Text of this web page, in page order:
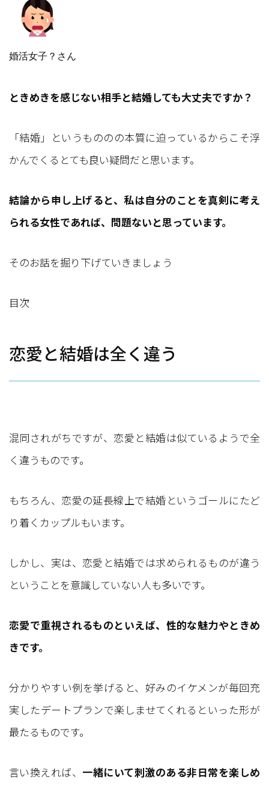
婚活女子？さん
ときめきを感じない相手と結婚しても大丈夫ですか？
「結婚」というもののの本質に迫っているからこそ浮
かんでくるとても良い疑問だと思います。
結論から申し上げると、私は自分のことを真剣に考え
られる女性であれば、問題ないと思っています。
そのお話を掘り下げていきましょう
目次
恋愛と結婚は全く違う
混同されがちですが、恋愛と結婚は似ているようで全
く違うものです。
もちろん、恋愛の延長線上で結婚というゴールにたど
り着くカップルもいます。
しかし、実は、恋愛と結婚では求められるものが違う
ということを意識していない人も多いです。
恋愛で重視されるものといえば、性的な魅力やときめ
きです。
分かりやすい例を挙げると、好みのイケメンが毎回充
実したデートプランで楽しませてくれるといった形が
最たるものです。
言い換えれば、 一緒にいて刺激のある非日常を楽しめ